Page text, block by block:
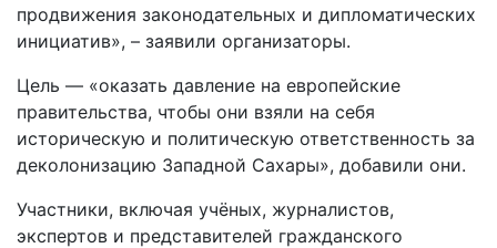
продвижения законодательных и дипломатических
инициатив», – заявили организаторы.
Цель — «оказать давление на европейские
правительства, чтобы они взяли на себя
историческую и политическую ответственность за
деколонизацию Западной Сахары», добавили они.
Участники, включая учёных, журналистов,
экспертов и представителей гражданского